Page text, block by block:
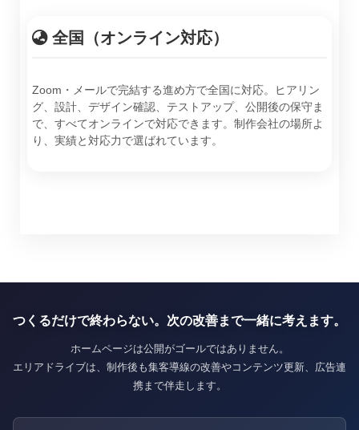
全国（オンライン対応）
Zoom・メールで完結する進め方で全国に対応。ヒアリン
グ、設計、デザイン確認、テストアップ、公開後の保守ま
で、すべてオンラインで対応できます。制作会社の場所よ
り、実績と対応力で選ばれています。
つくるだけで終わらない。次の改善まで一緒に考えます。
ホームページは公開がゴールではありません。
エリアドライブは、制作後も集客導線の改善やコンテンツ更新、広告連
携まで伴走します。